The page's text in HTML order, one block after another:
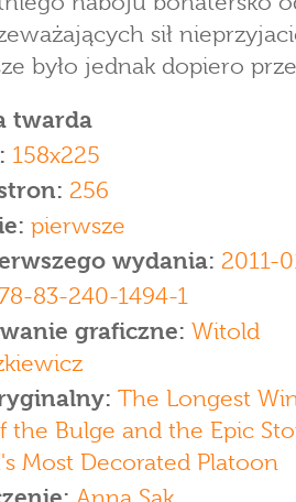
sił
było jednak dopiero
twarda
158x225
256
pierwsze
wydania: 2011-
83-240-1494-1
graficzne: Witold
The Longest
the Bulge and the Epic
Most Decorated Platoon